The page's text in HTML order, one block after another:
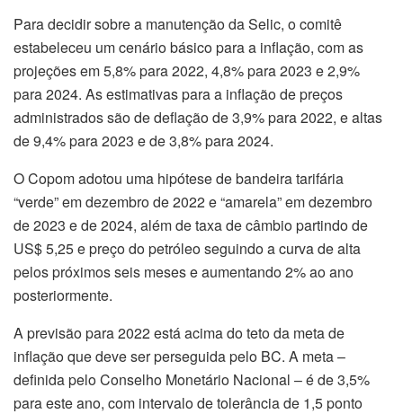
Para decidir sobre a manutenção da Selic, o comitê
estabeleceu um cenário básico para a inflação, com as
projeções em 5,8% para 2022, 4,8% para 2023 e 2,9%
para 2024. As estimativas para a inflação de preços
administrados são de deflação de 3,9% para 2022, e altas
de 9,4% para 2023 e de 3,8% para 2024.
O Copom adotou uma hipótese de bandeira tarifária
“verde” em dezembro de 2022 e “amarela” em dezembro
de 2023 e de 2024, além de taxa de câmbio partindo de
US$ 5,25 e preço do petróleo seguindo a curva de alta
pelos próximos seis meses e aumentando 2% ao ano
posteriormente.
A previsão para 2022 está acima do teto da meta de
inflação que deve ser perseguida pelo BC. A meta –
definida pelo Conselho Monetário Nacional – é de 3,5%
para este ano, com intervalo de tolerância de 1,5 ponto